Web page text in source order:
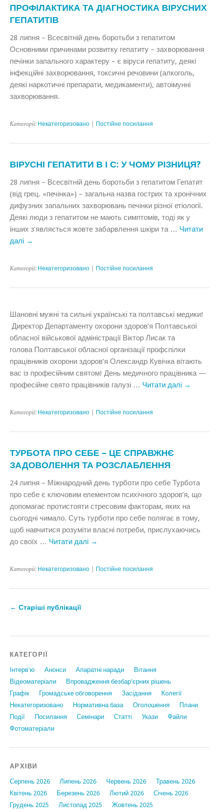
ПРОФІЛАКТИКА ТА ДІАГНОСТИКА ВІРУСНИХ
ГЕПАТИТІВ
28 липня – Всесвітній день боротьби з гепатитом
Основними причинами розвитку гепатиту – захворювання
печінки запального характеру – є віруси гепатиту, деякі
інфекційні захворювання, токсичні речовини (алкоголь,
деякі наркотичні препарати, медикаменти), автоімунні
захворювання.
Категорії: Некатегоризовано Постійне посилання
ВІРУСНІ ГЕПАТИТИ В І С: У ЧОМУ РІЗНИЦЯ?
28 липня – Всесвітній день боротьби з гепатитом Гепати́т
(від грец. «печінка») – загальна назва гострих та хронічних
дифузних запальних захворювань печінки різної етіології.
Деякі люди з гепатитом не мають симптомів, тоді як у
інших з’являється жовте забарвлення шкіри та … Читати
далі →
Категорії: Некатегоризовано Постійне посилання
Шановні мужні та сильні українські та полтавські медики!
Директор Департаменту охорони здоров’я Полтавської
обласної військової адміністрації Віктор Лисак та
голова Полтавської обласної організації профспілки
працівників охорони здоров’я Олександр Кувічка вітають
вас із професійним святом! День медичного працівника —
професійне свято працівників галузі … Читати далі →
Категорії: Некатегоризовано Постійне посилання
ТУРБОТА ПРО СЕБЕ – ЦЕ СПРАВЖНЄ
ЗАДОВОЛЕННЯ ТА РОЗСЛАБЛЕННЯ
24 липня – Міжнародний день турботи про себе Турбота
про себе є ключовим елементом психічного здоров’я, що
допомагає протистояти стресовим факторам, яких на
сьогодні чимало. Суть турботи про себе полягає в тому,
щоб навчитися розуміти власні потреби, прислухаючись
до своїх … Читати далі →
Категорії: Некатегоризовано Постійне посилання
← Старіші публікації
КАТЕГОРІЇ
Інтерв'ю Анонси Апаратні наради
Вiтання
Відеоматеріали
Впровадження безбар'єрних рішень
Графiк
Громадське обговорення Засідання
Колегії
Некатегоризовано
Нормативна база Оголошення
Плани
Події
Посилання Семінари Статтi Укази
Файли
Фотоматеріали
АРХІВИ
Серпень 2026 Липень 2026 Червень 2026
Травень 2026
Квітень 2026
Березень 2026 Лютий 2026
Січень 2026
Грудень 2025
Листопад 2025
Жовтень 2025